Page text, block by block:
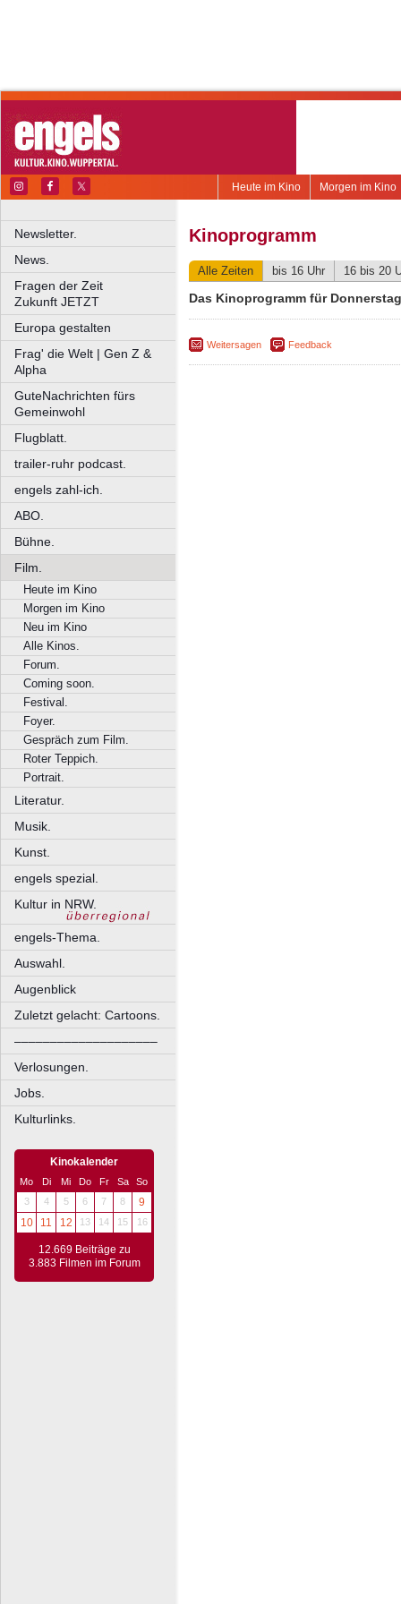
Morgen im Kino
Heute im Kino
Newsletter.
News.
Fragen der Zeit
Zukunft JETZT
Europa gestalten
Frag' die Welt | Gen Z &
Alpha
GuteNachrichten fürs
Gemeinwohl
Flugblatt.
trailer-ruhr podcast.
engels zahl-ich.
ABO.
Bühne.
Film.
Heute im Kino
Morgen im Kino
Neu im Kino
Alle Kinos.
Forum.
Coming soon.
Festival.
Foyer.
Gespräch zum Film.
Roter Teppich.
Portrait.
Literatur.
Musik.
Kunst.
engels spezial.
Kultur in NRW.
engels-Thema.
Auswahl.
Augenblick
Zuletzt gelacht: Cartoons.
––––––––––––––––––––
Verlosungen.
Jobs.
Kulturlinks.
Kinokalender
Mo Di Mi Do Fr Sa
So
3
4 5 6 7 8
9
10
11 12 13 14 15 16
12.669 Beiträge zu
3.883 Filmen im Forum
Kinoprogramm
Alle Zeiten bis 16 Uhr 16 bis 20
Das Kinoprogramm für
Weitersagen Feedback